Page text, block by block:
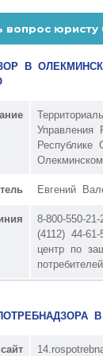
В
Управления
Республике
Евгений
8-800-550-
(4112) 44-61-
центр по